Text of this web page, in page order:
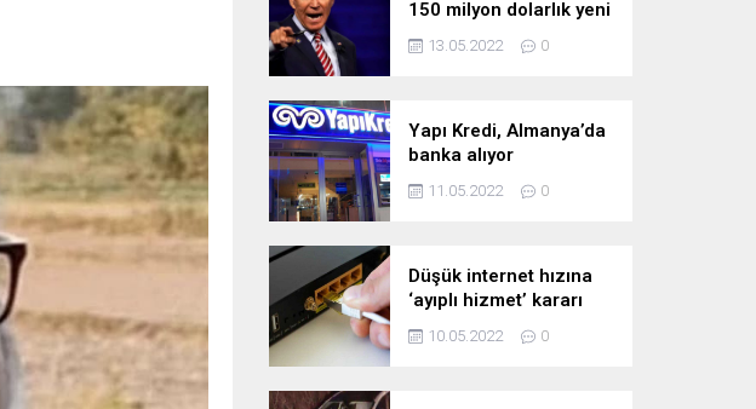
150 milyon dolarlık yeni
askeri yardım
13.05.2022 0
Yapı Kredi, Almanya’da
banka alıyor
11.05.2022 0
Düşük internet hızına
‘ayıplı hizmet’ kararı
10.05.2022 0